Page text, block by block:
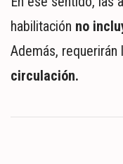
habilitación no
Además, requerirán
circulación.